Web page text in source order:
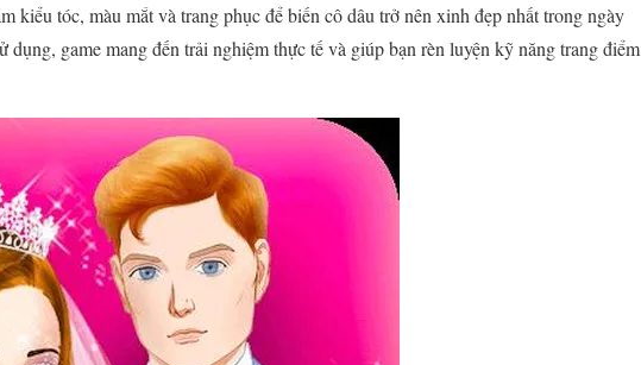
kiểu tóc, màu mắt và trang phục để biến cô dâu trở nên xinh đẹp nhất trong ngày
game mang đến trải nghiệm thực tế và giúp bạn rèn luyện kỹ năng trang điểm